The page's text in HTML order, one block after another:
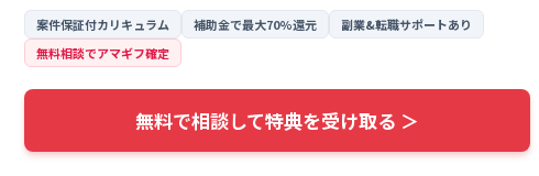
案件保証付カリキュラム 補助金で最大70%還元
副業&転職サポートあり
無料相談でアマギフ確定
無料で相談して特典を受け取る ＞